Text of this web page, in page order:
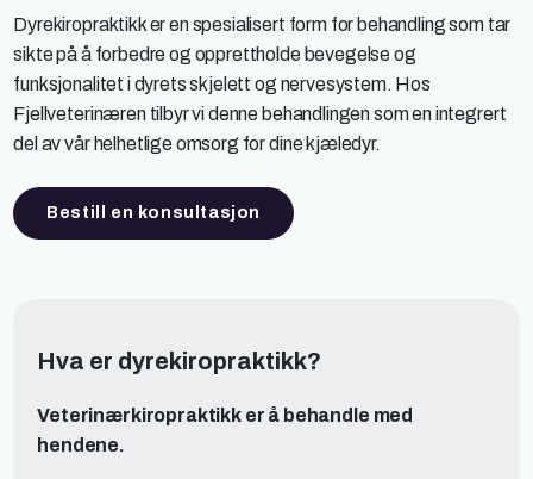
Dyrekiropraktikk er en spesialisert form for behandling som tar
sikte på å forbedre og opprettholde bevegelse og
funksjonalitet i dyrets skjelett og nervesystem. Hos
Fjellveterinæren tilbyr vi denne behandlingen som en integrert
del av vår helhetlige omsorg for dine kjæledyr.
Bestill en konsultasjon
Hva er dyrekiropraktikk?
Veterinærkiropraktikk er å behandle med
hendene.